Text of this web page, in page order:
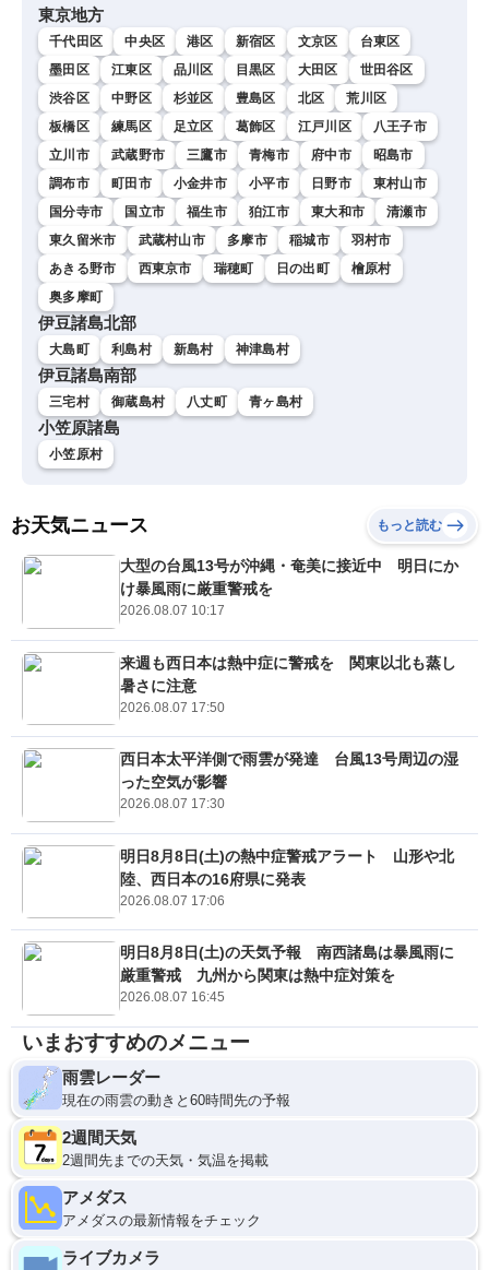
東京地方
千代田区 中央区 港区 新宿区 文京区
台東区
墨田区
江東区 品川区 目黒区 大田区
世田谷区
渋谷区
中野区 杉並区 豊島区 北区
荒川区
板橋区
練馬区 足立区 葛飾区 江戸川区
八王子市
立川市
武蔵野市 三鷹市 青梅市 府中市
昭島市
調布市
町田市 小金井市 小平市 日野市
東村山市
国分寺市
国立市 福生市 狛江市 東大和市
清瀬市
東久留米市
武蔵村山市 多摩市 稲城市
羽村市
あきる野市
西東京市 瑞穂町 日の出町
檜原村
奥多摩町
伊豆諸島北部
大島町 利島村 新島村 神津島村
伊豆諸島南部
三宅村 御蔵島村 八丈町 青ヶ島村
小笠原諸島
小笠原村
お天気ニュース もっと読む
大型の台風13号が沖縄・奄美に接近中 明日にか
け暴風雨に厳重警戒を
2026.08.07 10:17
来週も西日本は熱中症に警戒を 関東以北も蒸し
暑さに注意
2026.08.07 17:50
西日本太平洋側で雨雲が発達 台風13号周辺の湿
った空気が影響
2026.08.07 17:30
明日8月8日(土)の熱中症警戒アラート 山形や北
陸、西日本の16府県に発表
2026.08.07 17:06
明日8月8日(土)の天気予報 南西諸島は暴風雨に
厳重警戒 九州から関東は熱中症対策を
2026.08.07 16:45
いまおすすめのメニュー
雨雲レーダー
現在の雨雲の動きと60時間先の予報
2週間天気
2週間先までの天気・気温を掲載
アメダス
アメダスの最新情報をチェック
ライブカメラ